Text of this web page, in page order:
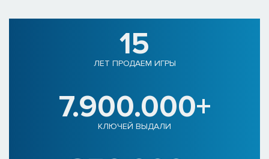
15
ЛЕТ ПРОДАЕМ ИГРЫ
7.900.000+
КЛЮЧЕЙ ВЫДАЛИ